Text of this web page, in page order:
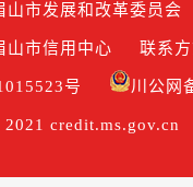
山市发展和改革委员会
山市信用中心 联系
号 川公网
credit.ms.gov.cn